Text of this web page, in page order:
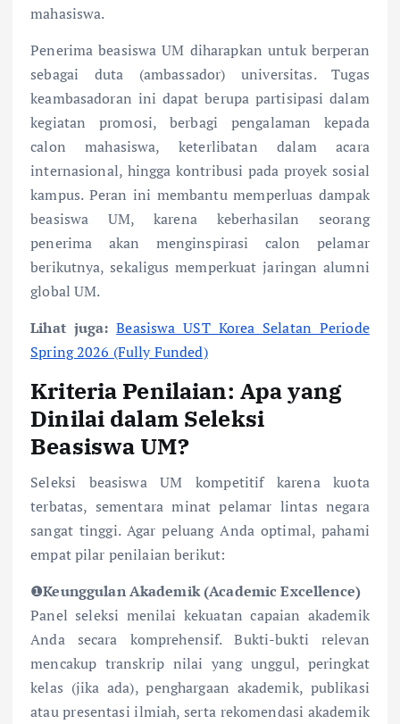
mahasiswa.
Penerima beasiswa UM diharapkan untuk berperan
sebagai duta (ambassador) universitas. Tugas
keambasadoran ini dapat berupa partisipasi dalam
kegiatan promosi, berbagi pengalaman kepada
calon mahasiswa, keterlibatan dalam acara
internasional, hingga kontribusi pada proyek sosial
kampus. Peran ini membantu memperluas dampak
beasiswa UM, karena keberhasilan seorang
penerima akan menginspirasi calon pelamar
berikutnya, sekaligus memperkuat jaringan alumni
global UM.
Lihat juga: Beasiswa UST Korea Selatan Periode
Spring 2026 (Fully Funded)
Kriteria Penilaian: Apa yang
Dinilai dalam Seleksi
Beasiswa UM?
Seleksi beasiswa UM kompetitif karena kuota
terbatas, sementara minat pelamar lintas negara
sangat tinggi. Agar peluang Anda optimal, pahami
empat pilar penilaian berikut:
❶Keunggulan Akademik (Academic Excellence)
Panel seleksi menilai kekuatan capaian akademik
Anda secara komprehensif. Bukti-bukti relevan
mencakup transkrip nilai yang unggul, peringkat
kelas (jika ada), penghargaan akademik, publikasi
atau presentasi ilmiah, serta rekomendasi akademik